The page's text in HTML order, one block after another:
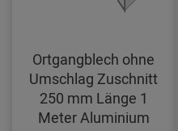
Ortgangblech ohne
Umschlag Zuschnitt
250 mm Länge 1
Meter Aluminium